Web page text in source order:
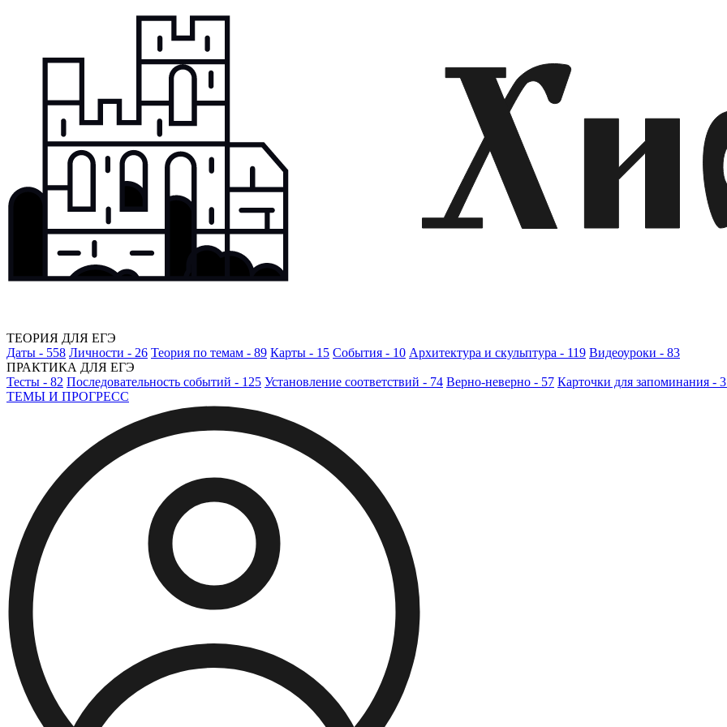
ТЕОРИЯ ДЛЯ ЕГЭ
Даты - 558 Личности - 26 Теория по темам - 89 Карты - 15 События - 10 Архитектура и скульптура - 119 Видеоуроки - 83
ПРАКТИКА ДЛЯ ЕГЭ
Тесты - 82 Последовательность событий - 125 Установление соответствий - 74 Верно-неверно - 57 Карточки для запоминания -
ТЕМЫ И ПРОГРЕСС